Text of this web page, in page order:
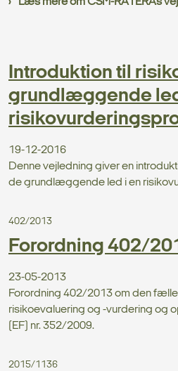
Introduktion til
grundlæggende
19-12-2016
Denne vejledning giver en
de grundlæggende led i en
402/2013
Forordning 402/
23-05-2013
Forordning 402/2013 om den
risikoevaluering og -vurdering og
(EF) nr. 352/2009.
2015/1136